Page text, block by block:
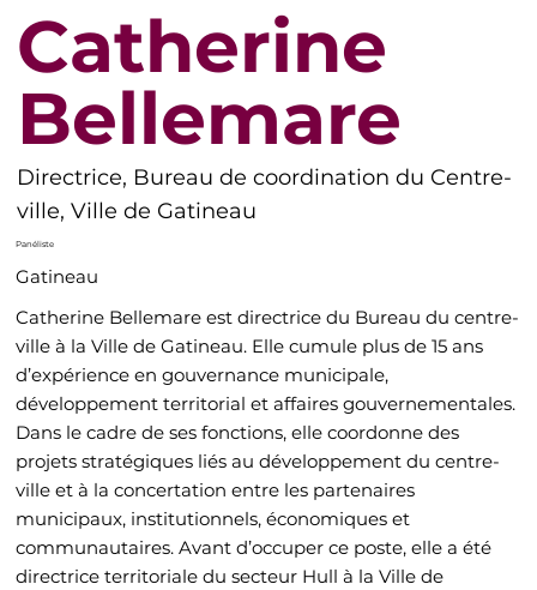
Catherine
Bellemare
Directrice, Bureau de coordination du Centre-
ville, Ville de Gatineau
Panéliste
Gatineau
Catherine Bellemare est directrice du Bureau du centre-
ville à la Ville de Gatineau. Elle cumule plus de 15 ans
d’expérience en gouvernance municipale,
développement territorial et affaires gouvernementales.
Dans le cadre de ses fonctions, elle coordonne des
projets stratégiques liés au développement du centre-
ville et à la concertation entre les partenaires
municipaux, institutionnels, économiques et
communautaires. Avant d’occuper ce poste, elle a été
directrice territoriale du secteur Hull à la Ville de